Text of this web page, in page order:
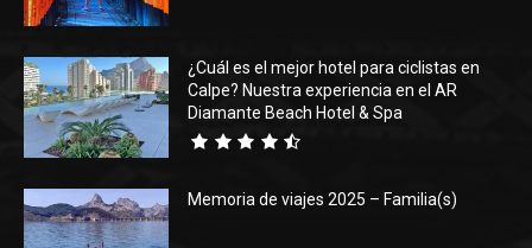
¿Cuál es el mejor hotel para ciclistas en
Calpe? Nuestra experiencia en el AR
Diamante Beach Hotel & Spa
Memoria de viajes 2025 – Familia(s)